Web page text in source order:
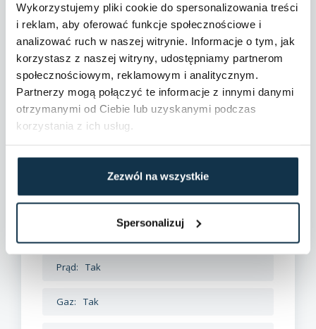
Wykorzystujemy pliki cookie do spersonalizowania treści
i reklam, aby oferować funkcje społecznościowe i
analizować ruch w naszej witrynie. Informacje o tym, jak
korzystasz z naszej witryny, udostępniamy partnerom
społecznościowym, reklamowym i analitycznym.
Partnerzy mogą połączyć te informacje z innymi danymi
otrzymanymi od Ciebie lub uzyskanymi podczas
korzystania z ich usług.
Zezwól na wszystkie
Spersonalizuj
Dane szczegółowe
Droga dojazdowa: Asfaltowa
Prąd: Tak
Gaz: Tak